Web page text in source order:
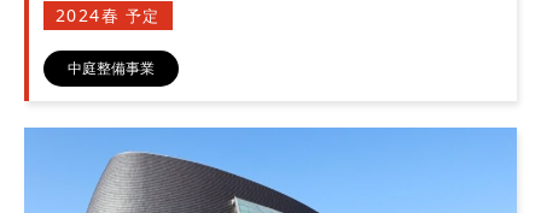
2024春 予定
中庭整備事業